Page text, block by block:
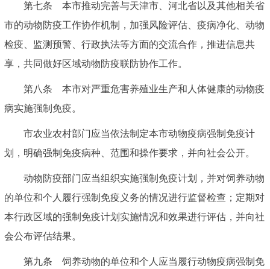
第七条 本市推动完善与天津市、河北省以及其他相关省
市的动物防疫工作协作机制，加强风险评估、疫病净化、动物
检疫、监测预警、行政执法等方面的交流合作，推进信息共
享，共同做好区域动物防疫联防协作工作。
第八条 本市对严重危害养殖业生产和人体健康的动物疫
病实施强制免疫。
市农业农村部门应当依法制定本市动物疫病强制免疫计
划，明确强制免疫病种、范围和操作要求，并向社会公开。
动物防疫部门应当组织实施强制免疫计划，并对饲养动物
的单位和个人履行强制免疫义务的情况进行监督检查；定期对
本行政区域的强制免疫计划实施情况和效果进行评估，并向社
会公布评估结果。
第九条 饲养动物的单位和个人应当履行动物疫病强制免